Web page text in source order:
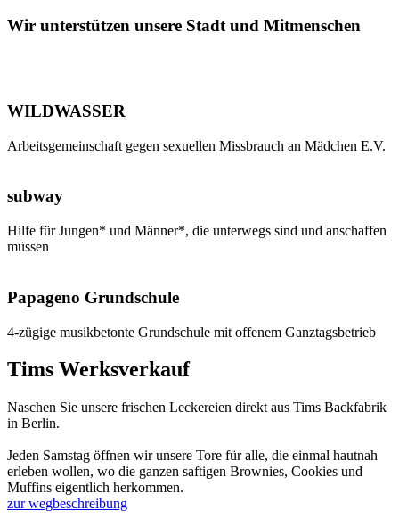
Wir unterstützen unsere Stadt und Mitmenschen
WILDWASSER
Arbeitsgemeinschaft gegen sexuellen Missbrauch an Mädchen E.V.
subway
Hilfe für Jungen* und Männer*, die unterwegs sind und anschaffen
müssen
Papageno Grundschule
4-zügige musikbetonte Grundschule mit offenem Ganztagsbetrieb
Tims Werksverkauf
Naschen Sie unsere frischen Leckereien direkt aus Tims Backfabrik
in Berlin.
Jeden Samstag öffnen wir unsere Tore für alle, die einmal hautnah
erleben wollen, wo die ganzen saftigen Brownies, Cookies und
Muffins eigentlich herkommen.
zur wegbeschreibung